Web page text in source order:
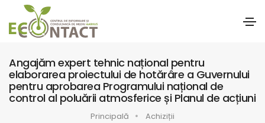
Angajăm expert tehnic național pentru
elaborarea proiectului de hotărâre a Guvernului
pentru aprobarea Programului național de
control al poluării atmosferice și Planul de acțiuni
Principală Achiziții